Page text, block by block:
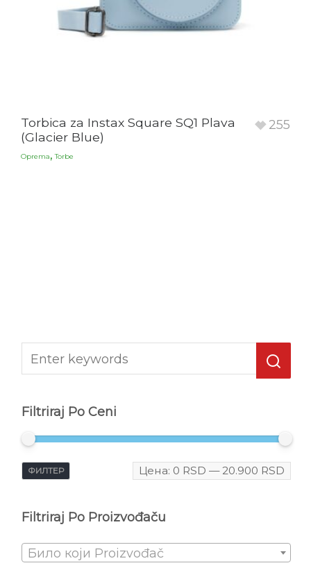
Torbica za Instax Square SQ1 Plava
(Glacier Blue)
Oprema,Torbe
255
Filtriraj Po Ceni
ФИЛТЕР Цена: 0 RSD —20.900 RSD
Filtriraj Po Proizvođaču
Било који Proizvođač